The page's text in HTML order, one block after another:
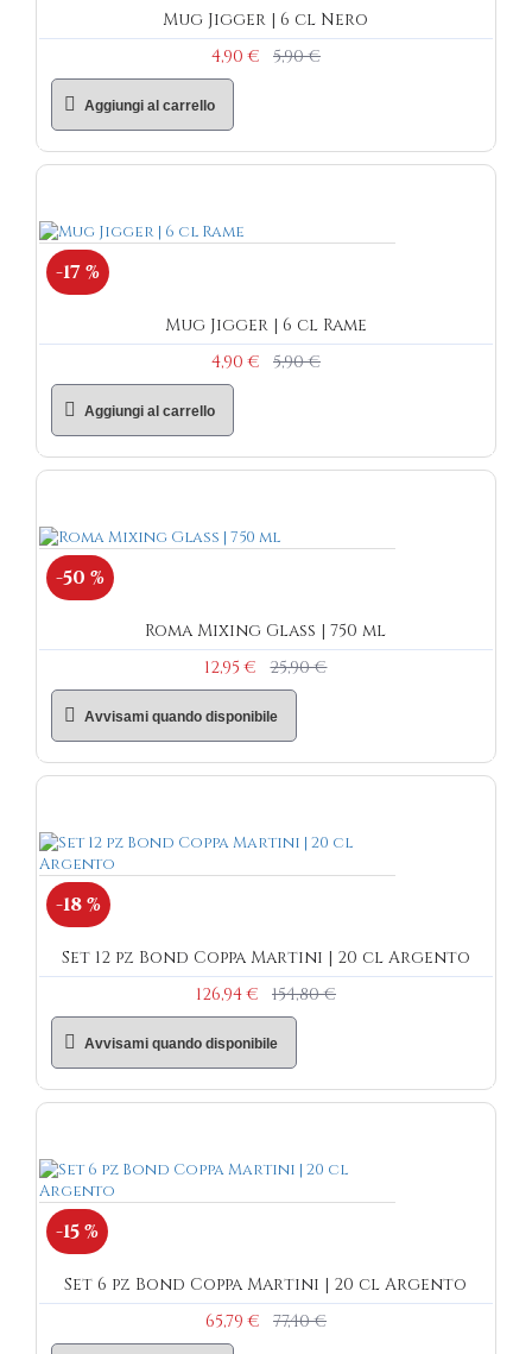
Mug Jigger | 6 cl Nero
4,90 €
5,90 €
Aggiungi al carrello
-17 %
Mug Jigger | 6 cl Rame
4,90 €
5,90 €
Aggiungi al carrello
-50 %
Roma Mixing Glass | 750 ml
12,95 €
25,90 €
Avvisami quando disponibile
-18 %
Set 12 pz Bond Coppa Martini | 20 cl Argento
126,94 €
154,80 €
Avvisami quando disponibile
-15 %
Set 6 pz Bond Coppa Martini | 20 cl Argento
65,79 €
77,40 €